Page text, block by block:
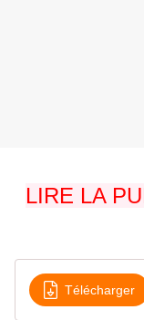
LIRE LA
Télécharger